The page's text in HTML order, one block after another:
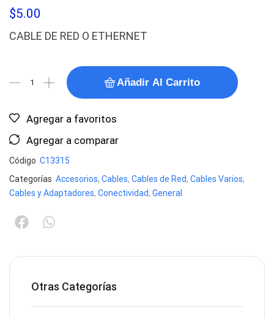
$5.00
CABLE DE RED O ETHERNET
Añadir Al Carrito
Agregar a favoritos
Agregar a comparar
Código C13315
Categorías Accesorios, Cables, Cables de Red, Cables Varios,
Cables y Adaptadores, Conectividad, General
Otras Categorías